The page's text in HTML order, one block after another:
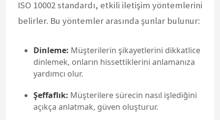
ISO 10002 standardı, etkili iletişim yöntemlerini
belirler. Bu yöntemler arasında şunlar bulunur:
Dinleme: Müşterilerin şikayetlerini dikkatlice
dinlemek, onların hissettiklerini anlamanıza
yardımcı olur.
Şeffaflık: Müşterilere sürecin nasıl işlediğini
açıkça anlatmak, güven oluşturur.